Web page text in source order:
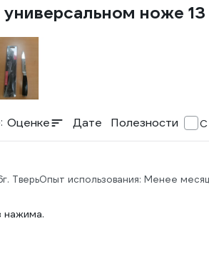
ноже
Оценке Дате Полезности С
г. ТверьОпыт использования: Менее
нажима.